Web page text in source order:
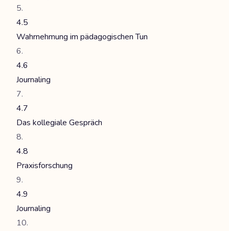
4.5
Wahrnehmung im pädagogischen Tun
4.6
Journaling
4.7
Das kollegiale Gespräch
4.8
Praxisforschung
4.9
Journaling